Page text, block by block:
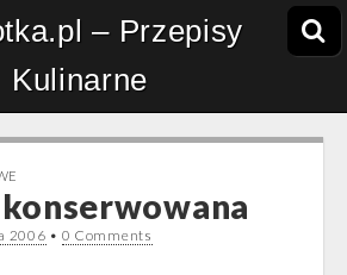
– Przepisy
Kulinarne
2006 • 0 Comments